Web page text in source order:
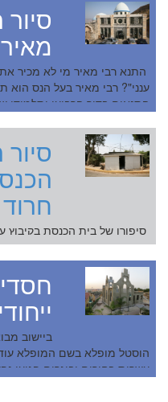
מאיר
התנא רבי מאיר מי לא מכיר
ענני"? רבי מאיר בעל הנס הוא
התנאים בדור הרביעי ותלמידו
חרוד
סיפורו של בית הכנסת בקיבוץ
המחודשת של מוסד בית
הקדמה: בתי כנסת בקיבוצים
להציע אלטרנטיבה הומ...
ביישוב
הוסטל מופלא בשם המופלא
עשרות בחורים ובוגרים